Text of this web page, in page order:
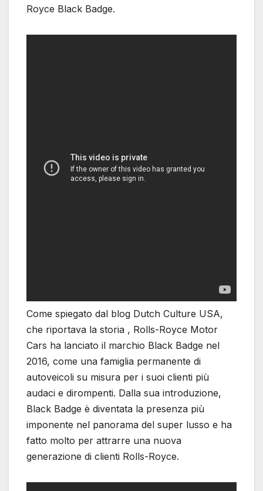
Royce Black Badge.
Come spiegato dal blog Dutch Culture USA,
che riportava la storia , Rolls-Royce Motor
Cars ha lanciato il marchio Black Badge nel
2016, come una famiglia permanente di
autoveicoli su misura per i suoi clienti più
audaci e dirompenti. Dalla sua introduzione,
Black Badge è diventata la presenza più
imponente nel panorama del super lusso e ha
fatto molto per attrarre una nuova
generazione di clienti Rolls-Royce.